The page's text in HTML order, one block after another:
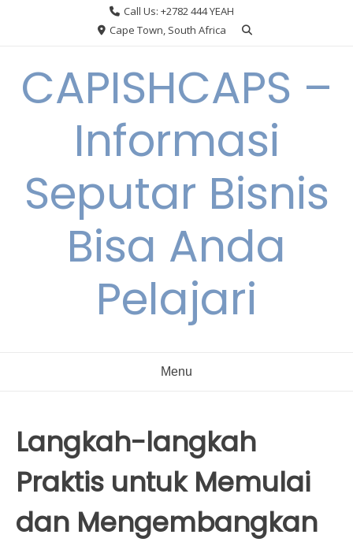
Call Us: +2782 444 YEAH
Cape Town, South Africa
CAPISHCAPS –
Informasi
Seputar Bisnis
Bisa Anda
Pelajari
Menu
Langkah-langkah
Praktis untuk Memulai
dan Mengembangkan